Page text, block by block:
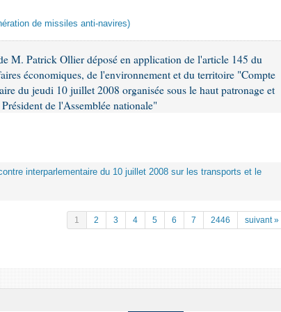
de missiles anti-navires)
M. Patrick Ollier déposé en application de l'article 145 du
économiques, de l'environnement et du territoire "Compte
du jeudi 10 juillet 2008 organisée sous le haut patronage et
de l'Assemblée nationale"
interparlementaire du 10 juillet 2008 sur les transports et le
1 2 3 4 5 6 7 2446 suivant »